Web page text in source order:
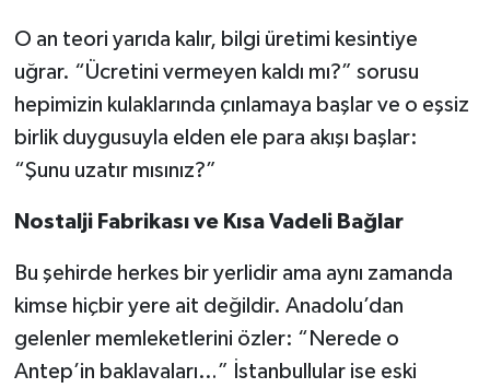
O an teori yarıda kalır, bilgi üretimi kesintiye
uğrar. “Ücretini vermeyen kaldı mı?” sorusu
hepimizin kulaklarında çınlamaya başlar ve o eşsiz
birlik duygusuyla elden ele para akışı başlar:
“Şunu uzatır mısınız?”
Nostalji Fabrikası ve Kısa Vadeli Bağlar
Bu şehirde herkes bir yerlidir ama aynı zamanda
kimse hiçbir yere ait değildir. Anadolu’dan
gelenler memleketlerini özler: “Nerede o
Antep’in baklavaları…” İstanbullular ise eski